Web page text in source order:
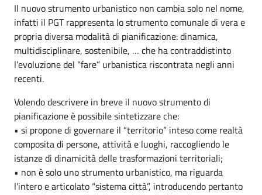
Il nuovo strumento urbanistico non cambia solo nel nome,
infatti il PGT rappresenta lo strumento comunale di vera e
propria diversa modalità di pianificazione: dinamica,
multidisciplinare, sostenibile, … che ha contraddistinto
l’evoluzione del “fare” urbanistica riscontrata negli anni
recenti.
Volendo descrivere in breve il nuovo strumento di
pianificazione è possibile sintetizzare che:
• si propone di governare il “territorio” inteso come realtà
composita di persone, attività e luoghi, raccogliendo le
istanze di dinamicità delle trasformazioni territoriali;
• non è solo uno strumento urbanistico, ma riguarda
l’intero e articolato “sistema città”, introducendo pertanto